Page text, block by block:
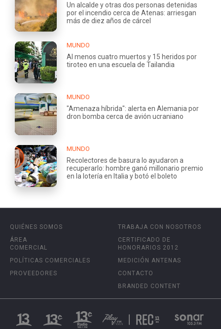
Un alcalde y otras dos personas detenidas
por el incendio cerca de Atenas: arriesgan
más de diez años de cárcel
MUNDO
Al menos cuatro muertos y 15 heridos por
tiroteo en una escuela de Tailandia
MUNDO
"Amenaza híbrida": alerta en Alemania por
dron bomba cerca de avión ucraniano
MUNDO
Recolectores de basura lo ayudaron a
recuperarlo: hombre ganó millonario premio
en la lotería en Italia y botó el boleto
QUIÉNES SOMOS
ÁREA
COMERCIAL
POLÍTICAS COMERCIALES
PROVEEDORES
TRABAJA CON NOSOTROS
CERTIFICADO DE
HONORARIOS 2012
MEDICIÓN ANTENAS
CONTACTO
BRANDED CONTENT